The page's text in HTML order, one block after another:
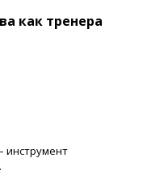
как тренера
инструмент